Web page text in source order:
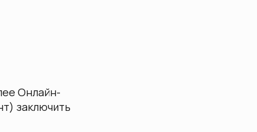
Онлайн-
заключить